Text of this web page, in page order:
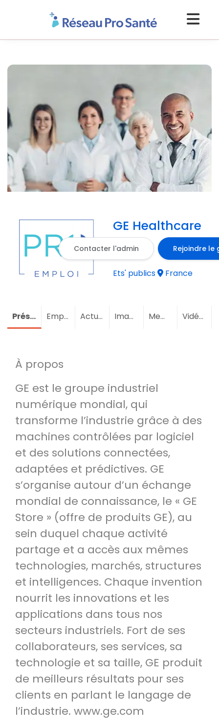
GE Healthcare
Contacter l'admin Rejoindre le
Ets' publics France
Présentation Emploi Actualités Images Membres Vidéos
À propos
GE est le groupe industriel
numérique mondial, qui
transforme l’industrie grâce à des
machines contrôlées par logiciel
et des solutions connectées,
adaptées et prédictives. GE
s’organise autour d’un échange
mondial de connaissance, le « GE
Store » (offre de produits GE), au
sein duquel chaque activité
partage et a accès aux mêmes
technologies, marchés, structures
et intelligences. Chaque invention
nourrit les innovations et les
applications dans tous nos
secteurs industriels. Fort de ses
collaborateurs, ses services, sa
technologie et sa taille, GE produit
de meilleurs résultats pour ses
clients en parlant le langage de
l’industrie. www.ge.com